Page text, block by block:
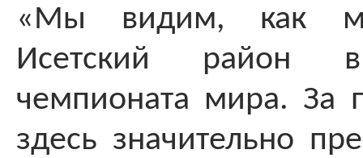
«Мы видим, как
Исетский район
чемпионата мира. За
здесь значительно